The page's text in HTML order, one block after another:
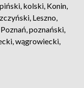
kolski, Konin,
Leszno,
poznański,
wągrowiecki,